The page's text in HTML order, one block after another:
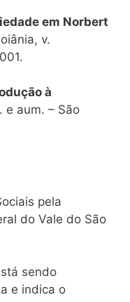
em Norbert
v.
à
e aum. – São
pela
do Vale do São
sendo
e indica o